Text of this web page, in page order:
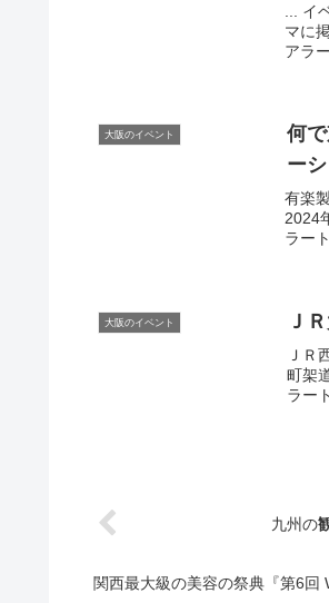
...
マに
アラ
大阪のイベント 何
ー
有楽
2024
ラート
大阪のイベント ＪＲ
ＪＲ
町架
ラート
九州の
関西最大級の美容の祭典『第6回